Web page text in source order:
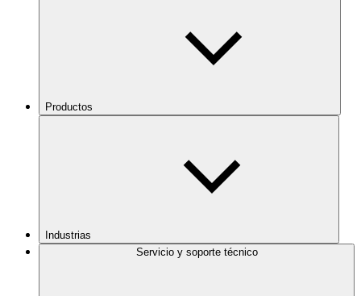
Productos
Industrias
Servicio y soporte técnico